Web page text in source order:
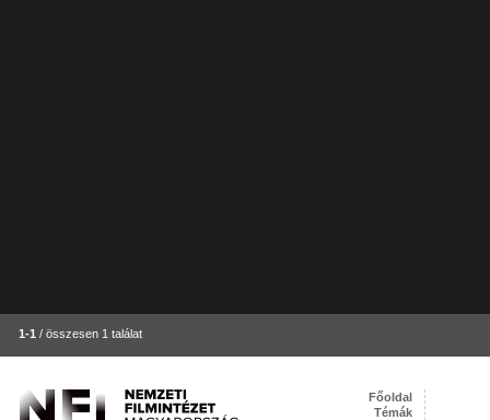
1-1 / összesen 1 találat
Főoldal
Témák